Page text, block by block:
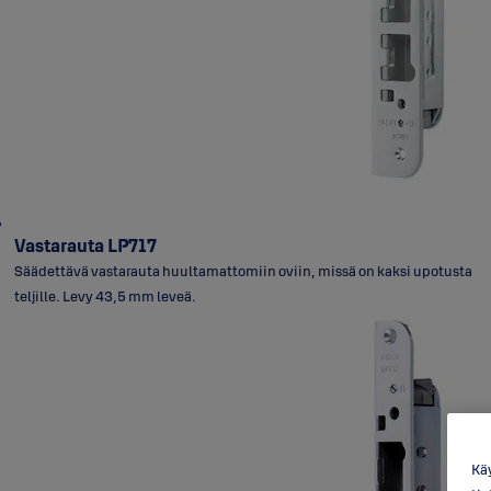
Vastarauta LP717
Säädettävä vastarauta huultamattomiin oviin, missä on kaksi upotusta
teljille. Levy 43,5 mm leveä.